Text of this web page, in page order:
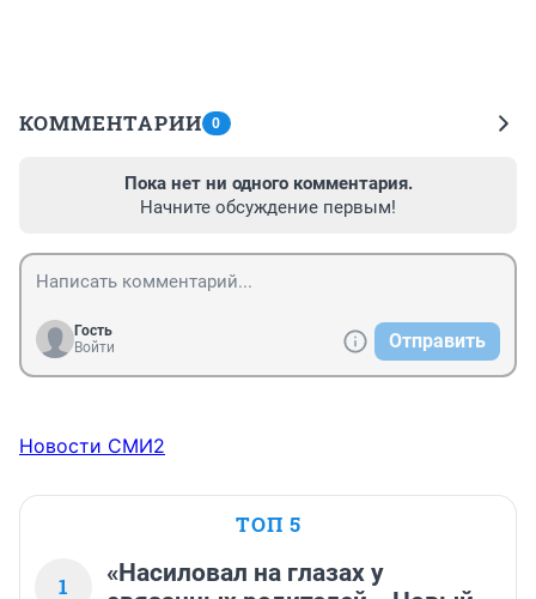
КОММЕНТАРИИ 0
Пока нет ни одного комментария.
Начните обсуждение первым!
Гость
Войти
Отправить
Новости СМИ2
ТОП 5
1
«Насиловал на глазах у